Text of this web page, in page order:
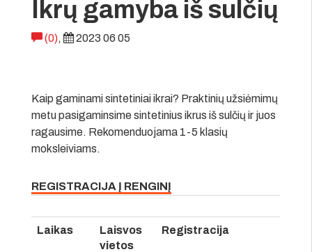
Ikrų gamyba iš sulčių
(0), 2023 06 05
Kaip gaminami sintetiniai ikrai? Praktinių užsiėmimų
metu pasigaminsime sintetinius ikrus iš sulčių ir juos
ragausime. Rekomenduojama 1-5 klasių
moksleiviams.
REGISTRACIJA Į RENGINĮ
Laikas
Laisvos
vietos
Registracija